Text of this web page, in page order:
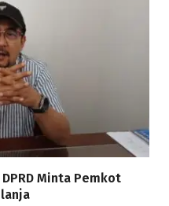
Minta Pemkot